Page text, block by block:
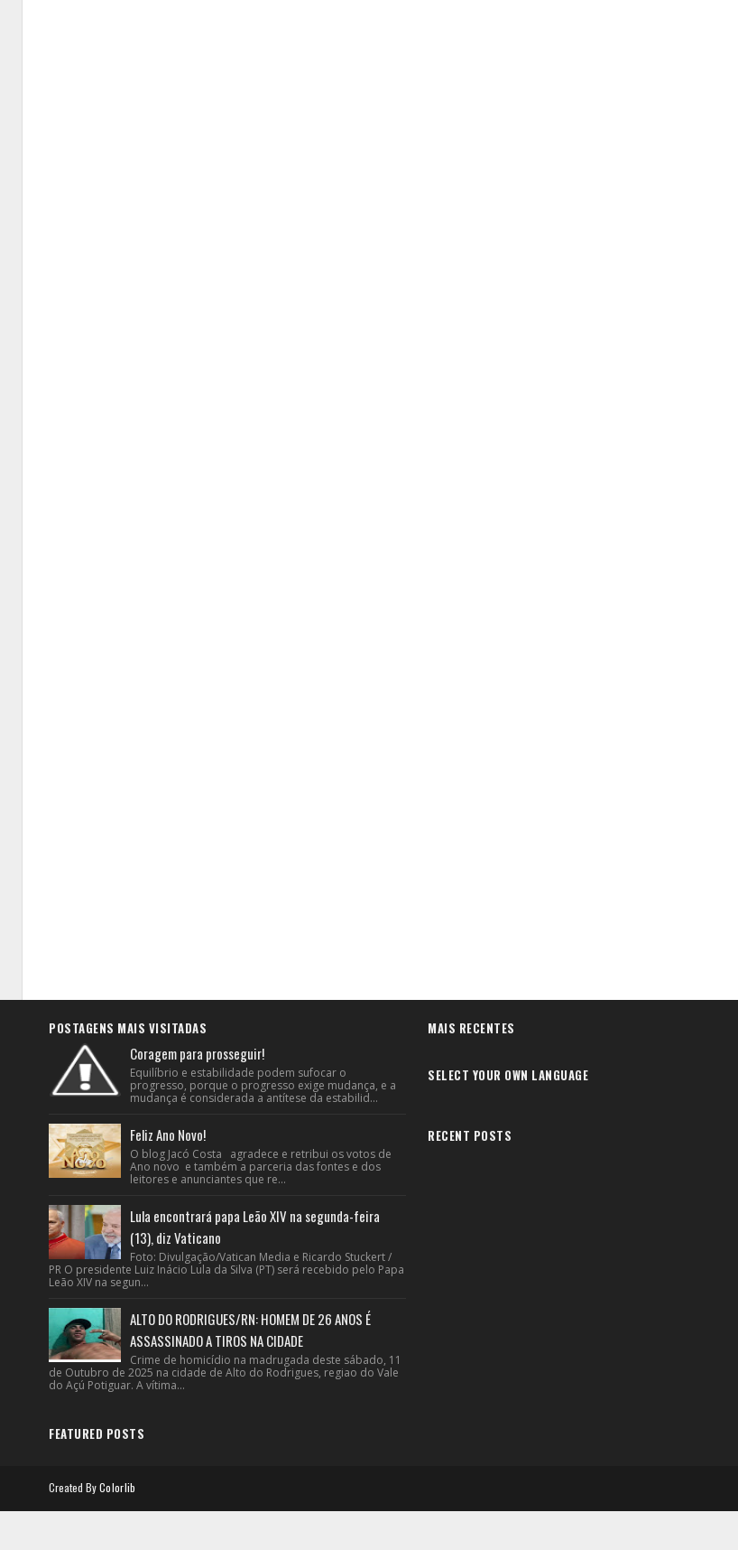
POSTAGENS MAIS VISITADAS
Coragem para prosseguir!
Equilíbrio e estabilidade podem sufocar o
progresso, porque o progresso exige mudança, e a
mudança é considerada a antítese da estabilid...
Feliz Ano Novo!
O blog Jacó Costa agradece e retribui os votos de
Ano novo e também a parceria das fontes e dos
leitores e anunciantes que re...
Lula encontrará papa Leão XIV na segunda-feira
(13), diz Vaticano
Foto: Divulgação/Vatican Media e Ricardo Stuckert /
PR O presidente Luiz Inácio Lula da Silva (PT) será recebido pelo Papa
Leão XIV na segun...
ALTO DO RODRIGUES/RN: HOMEM DE 26 ANOS É
ASSASSINADO A TIROS NA CIDADE
Crime de homicídio na madrugada deste sábado, 11
de Outubro de 2025 na cidade de Alto do Rodrigues, regiao do Vale
do Açú Potiguar. A vítima...
FEATURED POSTS
MAIS RECENTES
SELECT YOUR OWN LANGUAGE
RECENT POSTS
Created ByColorlib